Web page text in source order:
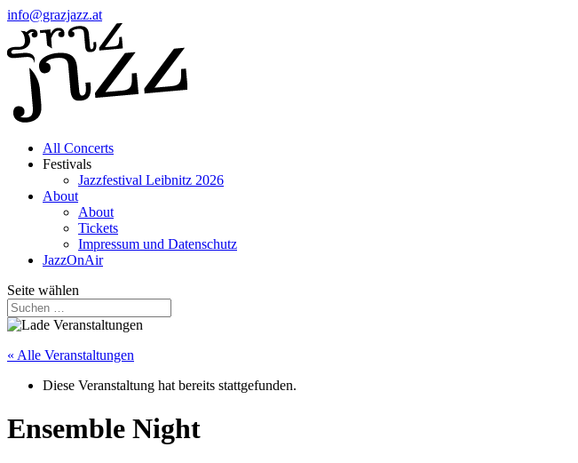
info@grazjazz.at
All Concerts
Festivals
Jazzfestival Leibnitz 2026
About
About
Tickets
Impressum und Datenschutz
JazzOnAir
Seite wählen
« Alle Veranstaltungen
Diese Veranstaltung hat bereits stattgefunden.
Ensemble Night